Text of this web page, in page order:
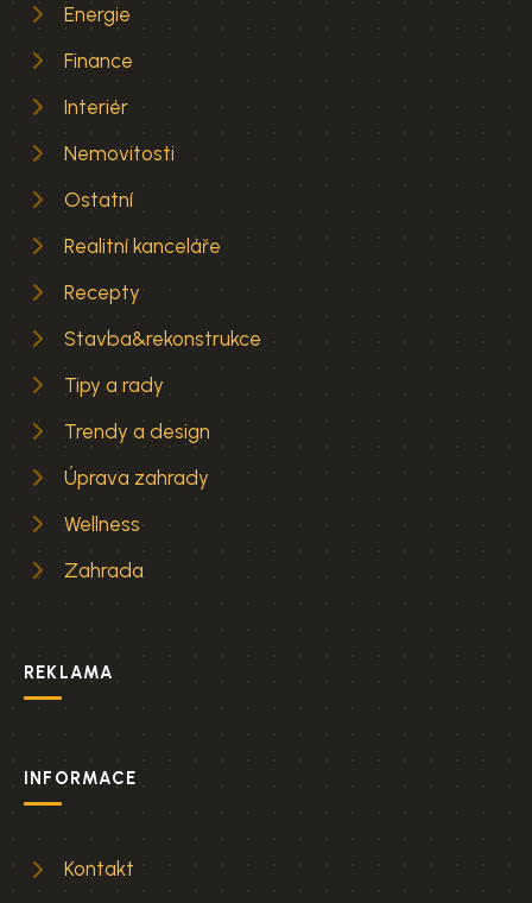
Energie
Finance
Interiér
Nemovitosti
Ostatní
Realitní kanceláře
Recepty
Stavba&rekonstrukce
Tipy a rady
Trendy a design
Úprava zahrady
Wellness
Zahrada
REKLAMA
INFORMACE
Kontakt